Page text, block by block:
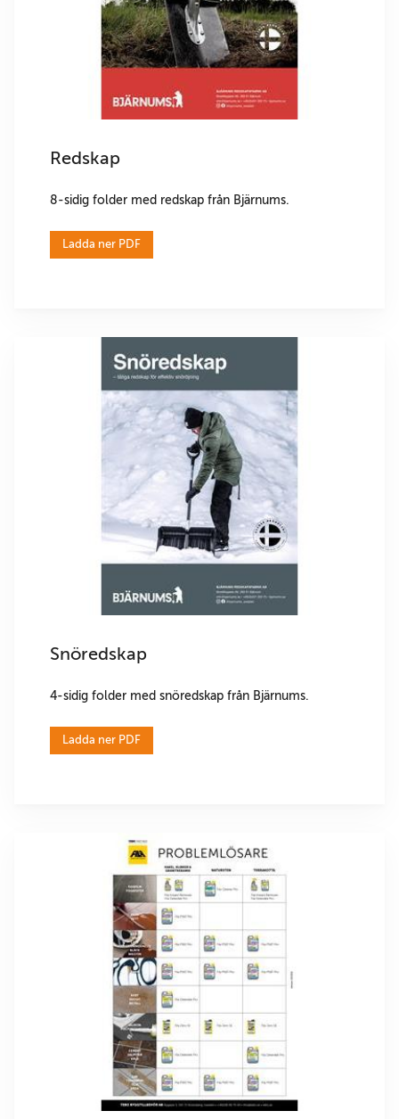
Redskap
8-sidig folder med redskap från Bjärnums.
Ladda ner PDF
Snöredskap
4-sidig folder med snöredskap från Bjärnums.
Ladda ner PDF